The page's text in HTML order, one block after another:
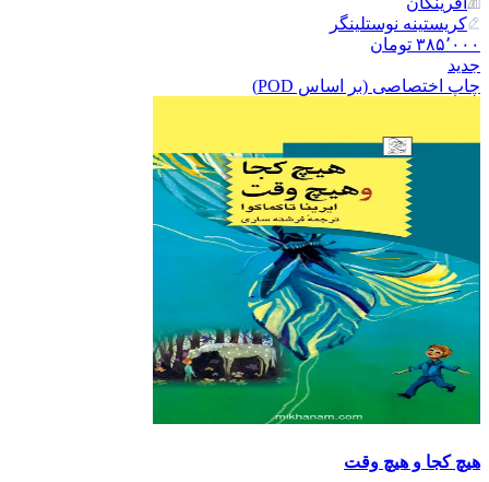
کریستینه نوستلینگر
۳۸۵٬۰۰۰ تومان
جدید
چاپ اختصاصی (بر اساس POD)
هیچ کجا و هیچ وقت